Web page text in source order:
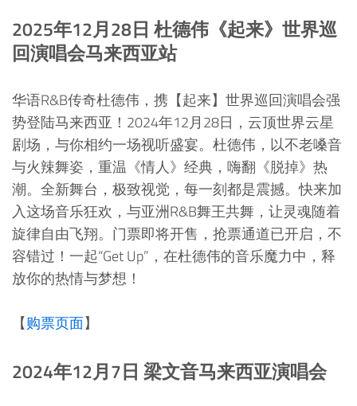
2025年12月28日 杜德伟《起来》世界巡
回演唱会马来西亚站
华语R&B传奇杜德伟，携【起来】世界巡回演唱会强
势登陆马来西亚！2024年12月28日，云顶世界云星
剧场，与你相约一场视听盛宴。杜德伟，以不老嗓音
与火辣舞姿，重温《情人》经典，嗨翻《脱掉》热
潮。全新舞台，极致视觉，每一刻都是震撼。快来加
入这场音乐狂欢，与亚洲R&B舞王共舞，让灵魂随着
旋律自由飞翔。门票即将开售，抢票通道已开启，不
容错过！一起“Get Up”，在杜德伟的音乐魔力中，释
放你的热情与梦想！
【购票页面】
2024年12月7日 梁文音马来西亚演唱会